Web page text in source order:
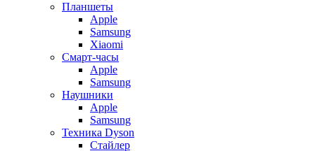
Планшеты
Apple
Samsung
Xiaomi
Смарт-часы
Apple
Samsung
Наушники
Apple
Samsung
Техника Dyson
Стайлер